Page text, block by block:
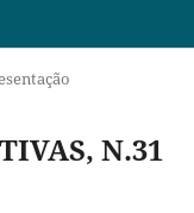
N.31